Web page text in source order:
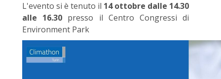
L'evento si è tenuto il 14 ottobre dalle 14.30
alle 16.30 presso il Centro Congressi di
Environment Park